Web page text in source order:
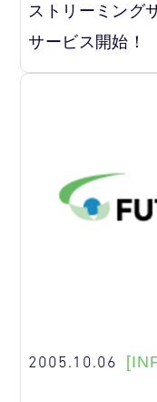
ストリーミング
サービス開始！
2005.10.06